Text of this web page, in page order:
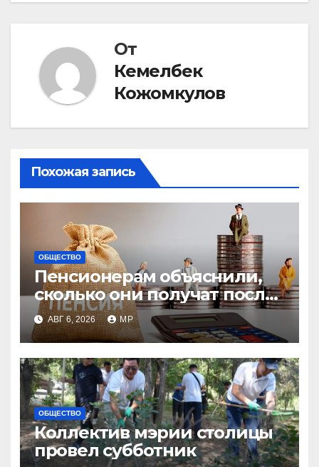
От
Кемелбек
Кожомкулов
Похожая запись
ОБЩЕСТВО
Пенсионерам объяснили,
сколько они получат после
индексации
АВГ 6, 2026 MP
ОБЩЕСТВО
Коллектив мэрии столицы
провел субботник